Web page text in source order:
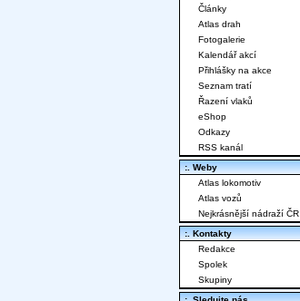
Články
Atlas drah
Fotogalerie
Kalendář akcí
Přihlášky na akce
Seznam tratí
Řazení vlaků
eShop
Odkazy
RSS kanál
:. Weby
Atlas lokomotiv
Atlas vozů
Nejkrásnější nádraží ČR
:. Kontakty
Redakce
Spolek
Skupiny